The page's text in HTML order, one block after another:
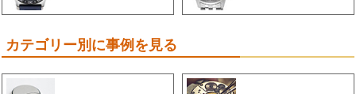
カテゴリー別に事例を見る